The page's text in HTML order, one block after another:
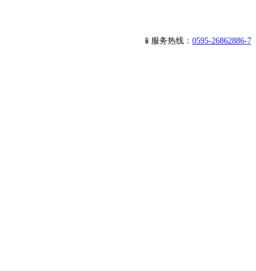
📱服务热线： 0595-26862886-7